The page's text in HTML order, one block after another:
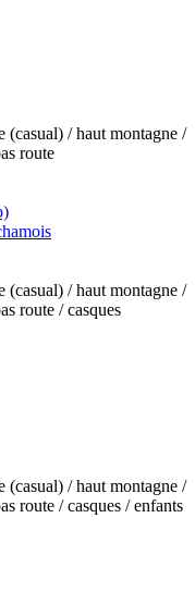
(casual) / haut montagne /
route
(casual) / haut montagne /
route / casques
(casual) / haut montagne /
route / casques / enfants